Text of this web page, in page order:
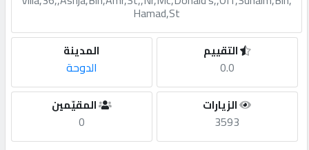
مطلوب
اشتراك
الاحصائيات
Hamad,St
المدينة
الدوحة
التقييم
0.0
المقيّمين
0
الزيارات
3593